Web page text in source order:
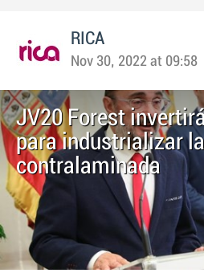
RICA
Nov 30, 2022 at 09:58
JV20 Forest
para industrializar
contralaminada